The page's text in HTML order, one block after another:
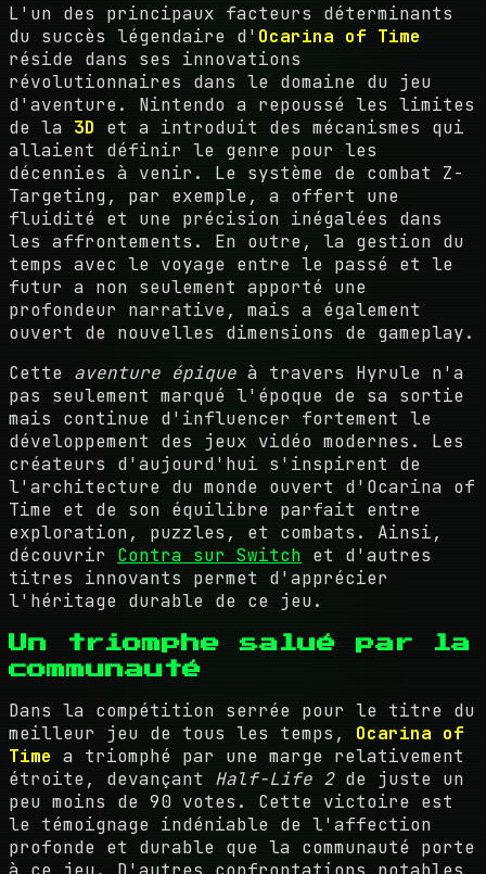
L'un des principaux facteurs déterminants
du succès légendaire d' Ocarina of Time
réside dans ses innovations
révolutionnaires dans le domaine du jeu
d'aventure. Nintendo a repoussé les limites
de la 3D et a introduit des mécanismes qui
allaient définir le genre pour les
décennies à venir. Le système de combat Z-
Targeting, par exemple, a offert une
fluidité et une précision inégalées dans
les affrontements. En outre, la gestion du
temps avec le voyage entre le passé et le
futur a non seulement apporté une
profondeur narrative, mais a également
ouvert de nouvelles dimensions de gameplay.
Cette aventure épique à travers Hyrule n'a
pas seulement marqué l'époque de sa sortie
mais continue d'influencer fortement le
développement des jeux vidéo modernes. Les
créateurs d'aujourd'hui s'inspirent de
l'architecture du monde ouvert d'Ocarina of
Time et de son équilibre parfait entre
exploration, puzzles, et combats. Ainsi,
découvrir Contra sur Switch et d'autres
titres innovants permet d'apprécier
l'héritage durable de ce jeu.
Un triomphe salué par la
communauté
Dans la compétition serrée pour le titre du
meilleur jeu de tous les temps, Ocarina of
Time a triomphé par une marge relativement
étroite, devançant Half-Life 2de juste un
peu moins de 90 votes. Cette victoire est
le témoignage indéniable de l'affection
profonde et durable que la communauté porte